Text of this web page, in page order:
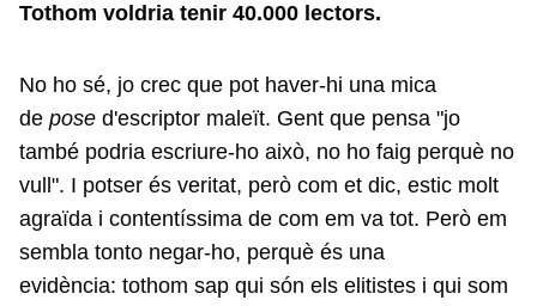
Tothom voldria tenir 40.000 lectors.
No ho sé, jo crec que pot haver-hi una mica
de pose d'escriptor maleït. Gent que pensa "jo
també podria escriure-ho això, no ho faig perquè no
vull". I potser és veritat, però com et dic, estic molt
agraïda i contentíssima de com em va tot. Però em
sembla tonto negar-ho, perquè és una
evidència: tothom sap qui són els elitistes i qui som